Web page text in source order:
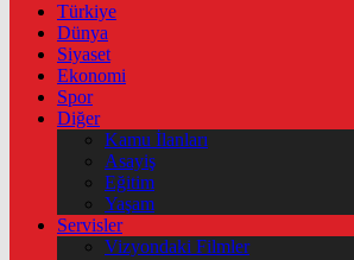
Türkiye
Dünya
Siyaset
Ekonomi
Spor
Diğer
Kamu İlanları
Asayiş
Eğitim
Yaşam
Servisler
Vizyondaki Filmler